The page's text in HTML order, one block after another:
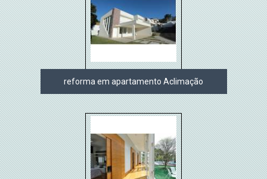
reforma em apartamento Aclimação